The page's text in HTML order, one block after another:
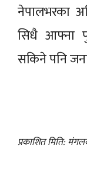
नेपालभरका
सिधै आफ्ना
सकिने पनि
प्रकाशित मिति: